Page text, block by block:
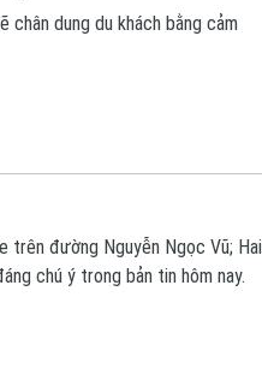
chân dung du khách bằng cảm
trên đường Nguyễn Ngọc Vũ; Hai
chú ý trong bản tin hôm nay.